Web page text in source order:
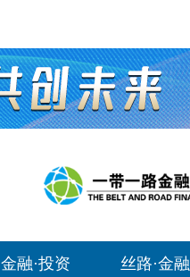
金融·投资 丝路·金融